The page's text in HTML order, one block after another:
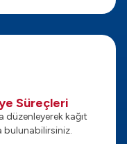
Süreçleri
kağıt
bulunabilirsiniz.